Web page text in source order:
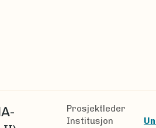
Prosjektleder
Institusjon